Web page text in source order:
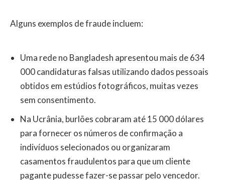
Alguns exemplos de fraude incluem:
Uma rede no Bangladesh apresentou mais de 634
000 candidaturas falsas utilizando dados pessoais
obtidos em estúdios fotográficos, muitas vezes
sem consentimento.
Na Ucrânia, burlões cobraram até 15 000 dólares
para fornecer os números de confirmação a
indivíduos selecionados ou organizaram
casamentos fraudulentos para que um cliente
pagante pudesse fazer-se passar pelo vencedor.